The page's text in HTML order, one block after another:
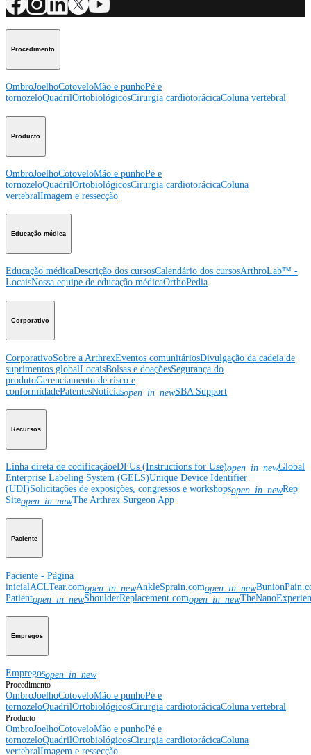
Procedimento
OmbroJoelhoCotoveloMão e punhoPé e
tornozeloQuadrilOrtobiológicosCirurgia cardiotorácicaColuna vertebral
Producto
OmbroJoelhoCotoveloMão e punhoPé e
tornozeloQuadrilOrtobiológicosCirurgia cardiotorácicaColuna
vertebralImagem e ressecção
Educação médica
Educação médicaDescrição dos cursosCalendário dos cursosArthroLab™ -
LocaisNossa equipe de educação médicaOrthoPedia
Corporativo
CorporativoSobre a ArthrexEventos comunitáriosDivulgação da cadeia de
suprimentos globalLocaisBolsas e doaçõesSegurança do
produtoGerenciamento de risco e
conformidadePatentesNotíciasopen_in_newSBA Support
Recursos
Linha direta de codificaçãoeDFUs (Instructions for Use)open_in_newGlobal
Enterprise Labeling System (GELS)Unique Device Identifier
(UDI)Solicitações de exposições, congressos e workshopsopen_in_newRep
Siteopen_in_newThe Arthrex Surgeon App
Paciente
Paciente - Página
inicial ACLTear.comopen_in_newAnkleSprain.comopen_in_new
Patientopen_in_newShoulderReplacement.comopen_in_new
Empregos
Empregosopen_in_new
Procedimento
OmbroJoelhoCotoveloMão e punhoPé e
tornozeloQuadrilOrtobiológicosCirurgia cardiotorácicaColuna vertebral
Producto
OmbroJoelhoCotoveloMão e punhoPé e
tornozeloQuadrilOrtobiológicosCirurgia cardiotorácicaColuna
vertebralImagem e ressecção